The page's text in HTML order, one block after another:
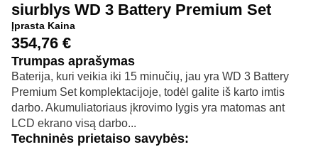
siurblys WD 3 Battery Premium Set
Įprasta Kaina
354,76 €
Trumpas aprašymas
Baterija, kuri veikia iki 15 minučių, jau yra WD 3 Battery
Premium Set komplektacijoje, todėl galite iš karto imtis
darbo. Akumuliatoriaus įkrovimo lygis yra matomas ant
LCD ekrano visą darbo...
Techninės prietaiso savybės: